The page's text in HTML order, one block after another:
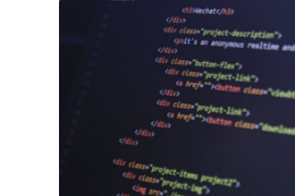
ПОЛЕЗНЫХ
ИНСТРУМЕНТОВ
ДЛЯ
РАБОТЫ